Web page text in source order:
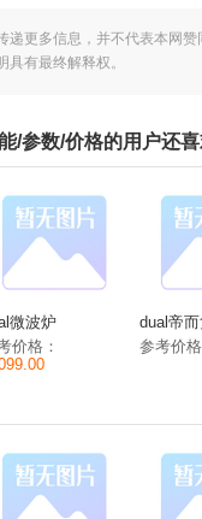
递更多信息，并不代表本网
有最终解释权。
/参数/价格的用户还
微波炉
微波炉
/参数/价格
价格：
dual帝
波炉
价格
参考价